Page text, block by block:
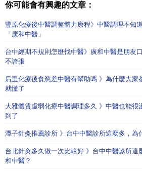
你可能會有興趣的文章：
豐原化療後中醫調整體力療程》中醫調理不知
「廣和中醫」
台中經期不規則怎麼找中醫》廣和中醫是朋友
不誇張
后里化療後食慾差中醫有幫助嗎 》為什麼大家
就懂了
大雅體質虛弱化療中醫調理多久 》中醫也能很
到了
潭子針灸推薦診所 》台中中醫診所這麼多，為
台北針灸多久做一次比較好 》台中中醫診所這
和中醫？